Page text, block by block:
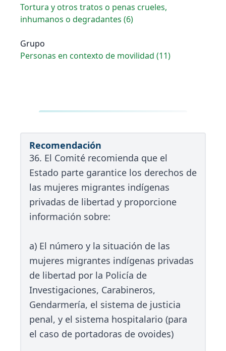
Tortura y otros tratos o penas crueles,
inhumanos o degradantes (6)
Grupo
Personas en contexto de movilidad (11)
Recomendación
36. El Comité recomienda que el
Estado parte garantice los derechos de
las mujeres migrantes indígenas
privadas de libertad y proporcione
información sobre:
a) El número y la situación de las
mujeres migrantes indígenas privadas
de libertad por la Policía de
Investigaciones, Carabineros,
Gendarmería, el sistema de justicia
penal, y el sistema hospitalario (para
el caso de portadoras de ovoides)